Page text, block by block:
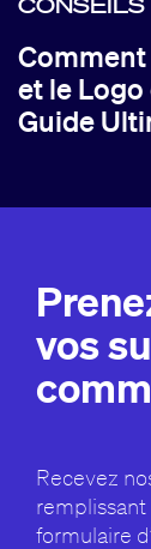
et le
Guide
vos
Recevez
remplissant
formulaire